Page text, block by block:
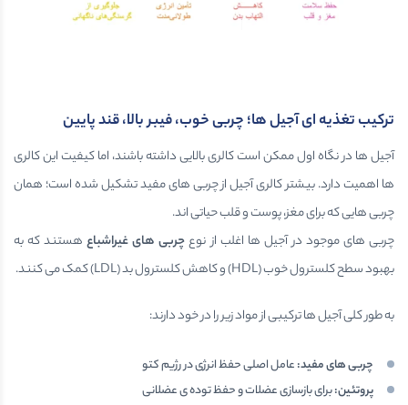
ترکیب تغذیه ای آجیل ها؛ چربی خوب، فیبر بالا، قند پایین
آجیل ها در نگاه اول ممکن است کالری بالایی داشته باشند، اما کیفیت این کالری
ها اهمیت دارد. بیشتر کالری آجیل از چربی های مفید تشکیل شده است؛ همان
چربی هایی که برای مغز، پوست و قلب حیاتی اند.
چربی های موجود در آجیل ها اغلب از نوعچربی های غیراشباعهستند که به
بهبود سطح کلسترول خوب (HDL) و کاهش کلسترول بد (LDL) کمک می کنند.
به طور کلی آجیل ها ترکیبی از مواد زیر را در خود دارند:
چربی های مفید:عامل اصلی حفظ انرژی در رژیم کتو
پروتئین:برای بازسازی عضلات و حفظ توده ی عضلانی